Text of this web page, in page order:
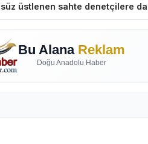
darbe: Ferhat
Bu Alana Reklam
Doğu Anadolu Haber